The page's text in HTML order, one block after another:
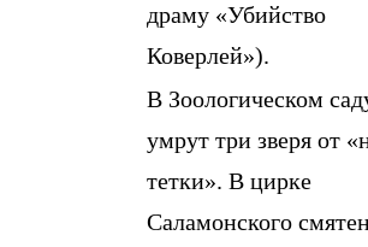
драму «Убийство
Коверлей»).
В Зоологическом
умрут три зверя от
тетки». В цирке
Саламонского